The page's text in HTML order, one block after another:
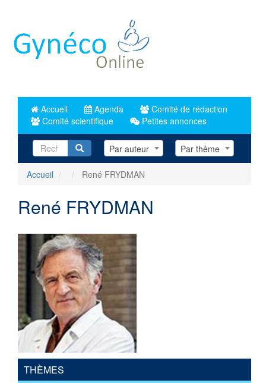
principal
Accueil Agenda
Comité de rédaction
Comité scientifique
Petites annonces
RecherchePar auteur Par thème
Accueil René FRYDMAN
René FRYDMAN
THÈMES